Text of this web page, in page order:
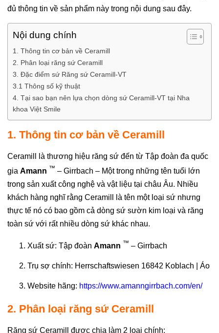
đủ thông tin về sản phẩm này trong nội dung sau đây.
Nội dung chính
1. Thông tin cơ bản về Ceramill
2. Phân loại răng sứ Ceramill
3. Đặc điểm sứ Răng sứ Ceramill-VT
3.1 Thông số kỹ thuật
4. Tại sao bạn nên lựa chọn dòng sứ Ceramill-VT tại Nha
khoa Việt Smile
1. Thông tin cơ bản về Ceramill
Ceramill là thương hiệu răng sứ đến từ Tập đoàn đa quốc
gia Amann ™ – Girrbach – Một trong những tên tuổi lớn
trong sản xuất công nghệ và vật liệu tại châu Âu. Nhiều
khách hàng nghĩ rằng Ceramill là tên một loại sứ nhưng
thực tế nó có bao gồm cả dòng sứ sườn kim loại và răng
toàn sứ với rất nhiều dòng sứ khác nhau.
Xuất sứ: Tập đoàn Amann ™ – Girrbach
Trụ sợ chính: Herrschaftswiesen 16842 Koblach | Áo
Website hãng: https://www.amanngirrbach.com/en/
2. Phân loại răng sứ Ceramill
Răng sứ Ceramill được chia làm 2 loại chính: